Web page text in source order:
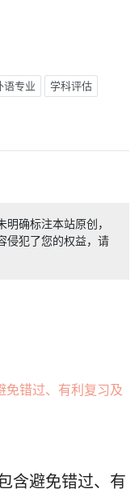
语专业 学科评估
确标注本站原创，
侵犯了您的权益，请
含避免错过、有